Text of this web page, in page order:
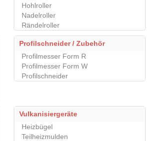
Hohlroller
Nadelroller
Rändelroller
Profilschneider / Zubehör
Profilmesser Form R
Profilmesser Form W
Profilschneider
Vulkanisiergeräte
Heizbügel
Teilheizmulden